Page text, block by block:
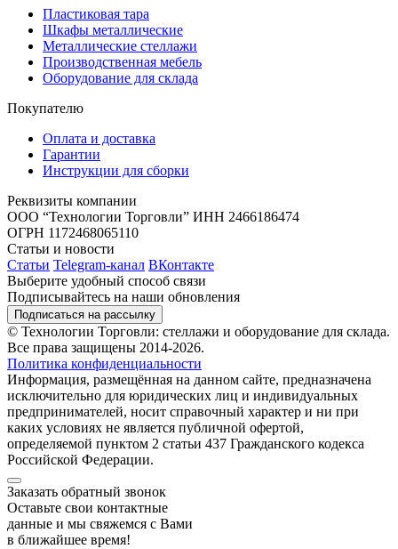
Пластиковая тара
Шкафы металлические
Металлические стеллажи
Производственная мебель
Оборудование для склада
Покупателю
Оплата и доставка
Гарантии
Инструкции для сборки
Реквизиты компании
ООО “Технологии Торговли” ИНН 2466186474
ОГРН 1172468065110
Статьи и новости
Статьи Telegram-канал ВКонтакте
Выберите удобный способ связи
Подписывайтесь на наши обновления
Подписаться на рассылку
© Технологии Торговли: стеллажи и оборудование для склада.
Все права защищены 2014-2026.
Политика конфиденциальности
Информация, размещённая на данном сайте, предназначена
исключительно для юридических лиц и индивидуальных
предпринимателей, носит справочный характер и ни при
каких условиях не является публичной офертой,
определяемой пунктом 2 статьи 437 Гражданского кодекса
Российской Федерации.
Заказать обратный звонок
Оставьте свои контактные
данные и мы свяжемся с Вами
в ближайшее время!